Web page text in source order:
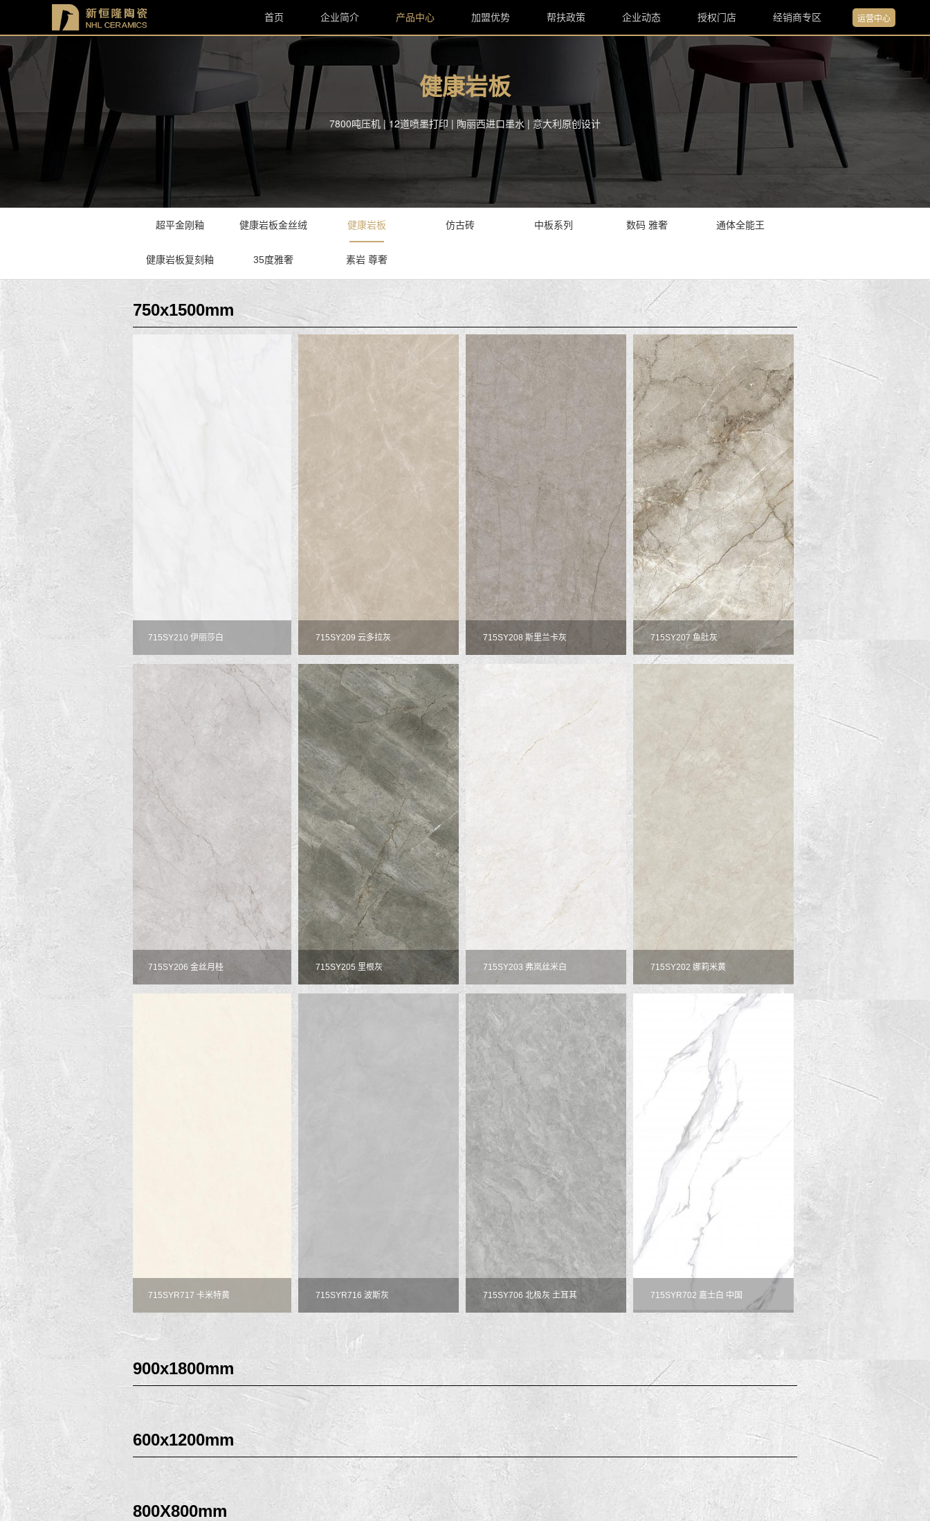
运营中心
首页 企业简介 产品中心 加盟优势 帮扶政策 企业动态 授权门店 经销商专区
健康岩板
7800吨压机 | 12道喷墨打印 | 陶丽西进口墨水 | 意大利原创设计
超平金刚釉 健康岩板金丝绒 健康岩板 仿古砖 中板系列 数码 雅奢 通体全能王
健康岩板复刻釉 35度雅奢 素岩 尊奢
750x1500mm
715SY210 伊丽莎白 715SY209 云多拉灰 715SY208 斯里兰卡灰 715SY207 鱼肚灰
715SY206 金丝月桂 715SY205 里根灰 715SY203 弗岚丝米白 715SY202 娜莉米黄
715SYR717 卡米特黄 715SYR716 波斯灰 715SY706 北极灰 土耳其 715SYR702 嘉士白 中国
900x1800mm
600x1200mm
800X800mm